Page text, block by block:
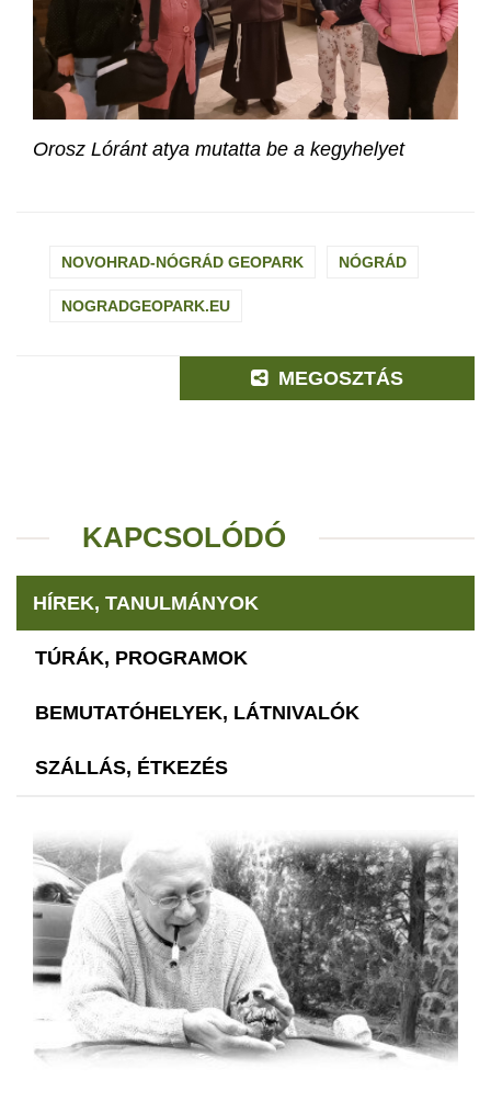
Orosz Lóránt atya mutatta be a kegyhelyet
NOVOHRAD-NÓGRÁD GEOPARK NÓGRÁD
NOGRADGEOPARK.EU
MEGOSZTÁS
KAPCSOLÓDÓ
HÍREK, TANULMÁNYOK
TÚRÁK, PROGRAMOK
BEMUTATÓHELYEK, LÁTNIVALÓK
SZÁLLÁS, ÉTKEZÉS